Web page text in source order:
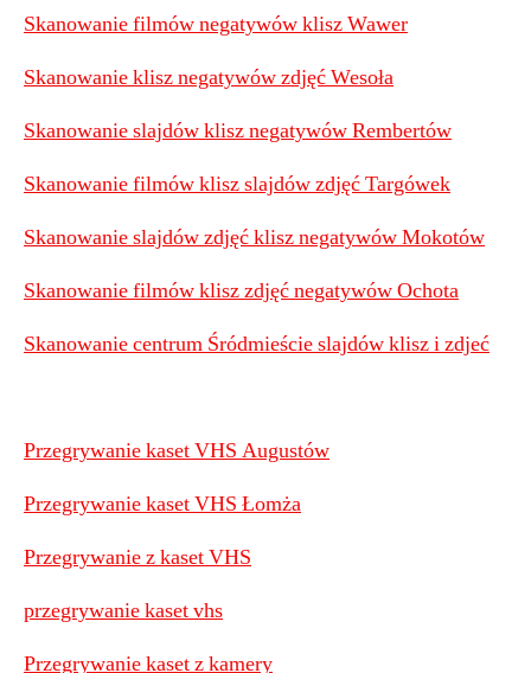
Skanowanie filmów negatywów klisz Wawer
Skanowanie klisz negatywów zdjęć Wesoła
Skanowanie slajdów klisz negatywów Rembertów
Skanowanie filmów klisz slajdów zdjęć Targówek
Skanowanie slajdów zdjęć klisz negatywów Mokotów
Skanowanie filmów klisz zdjęć negatywów Ochota
Skanowanie centrum Śródmieście slajdów klisz i zdjeć
Przegrywanie kaset VHS Augustów
Przegrywanie kaset VHS Łomża
Przegrywanie z kaset VHS
przegrywanie kaset vhs
Przegrywanie kaset z kamery